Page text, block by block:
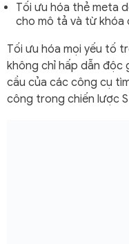
Tối ưu hóa thẻ meta
cho mô tả và từ khóa
Tối ưu hóa mọi yếu tố
không chỉ hấp dẫn độc
cầu của các công cụ
công trong chiến lược